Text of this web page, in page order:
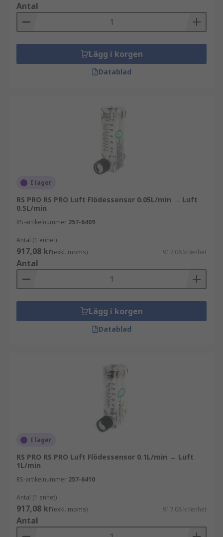
Antal
Lägg i korgen
Datablad
I lager
RS PRO RS PRO Luft Flödessensor 0.05L/min → Luft
0.5L/min
RS-artikelnummer 257-6409
Antal (1 enhet)
917,08 kr(exkl. moms) 917,08 kr/enhet
Antal
Lägg i korgen
Datablad
I lager
RS PRO RS PRO Luft Flödessensor 0.1L/min → Luft
1L/min
RS-artikelnummer 257-6410
Antal (1 enhet)
917,08 kr(exkl. moms) 917,08 kr/enhet
Antal